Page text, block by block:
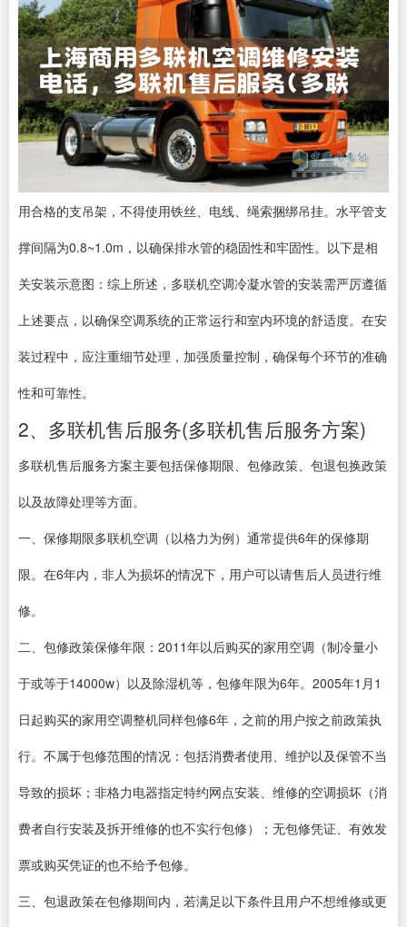
用合格的支吊架，不得使用铁丝、电线、绳索捆绑吊挂。水平管支
撑间隔为0.8~1.0m，以确保排水管的稳固性和牢固性。以下是相
关安装示意图：综上所述，多联机空调冷凝水管的安装需严厉遵循
上述要点，以确保空调系统的正常运行和室内环境的舒适度。在安
装过程中，应注重细节处理，加强质量控制，确保每个环节的准确
性和可靠性。
2、多联机售后服务(多联机售后服务方案)
多联机售后服务方案主要包括保修期限、包修政策、包退包换政策
以及故障处理等方面。
一、保修期限多联机空调（以格力为例）通常提供6年的保修期
限。在6年内，非人为损坏的情况下，用户可以请售后人员进行维
修。
二、包修政策保修年限：2011年以后购买的家用空调（制冷量小
于或等于14000w）以及除湿机等，包修年限为6年。2005年1月1
日起购买的家用空调整机同样包修6年，之前的用户按之前政策执
行。不属于包修范围的情况：包括消费者使用、维护以及保管不当
导致的损坏；非格力电器指定特约网点安装、维修的空调损坏（消
费者自行安装及拆开维修的也不实行包修）；无包修凭证、有效发
票或购买凭证的也不给予包修。
三、包退政策在包修期间内，若满足以下条件且用户不想维修或更